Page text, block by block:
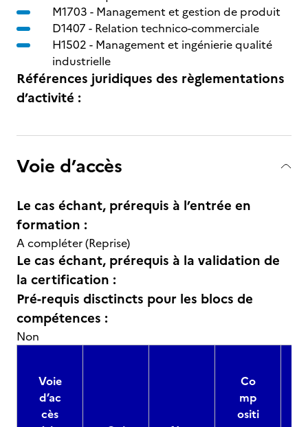
M1703 - Management et gestion de produit
D1407 - Relation technico-commerciale
H1502 - Management et ingénierie qualité
industrielle
Références juridiques des règlementations
d’activité :
Voie d’accès
Le cas échant, prérequis à l’entrée en
formation :
A compléter (Reprise)
Le cas échant, prérequis à la validation de
la certification :
Pré-requis disctincts pour les blocs de
compétences :
Non
Voie
d’ac
cès
Co
mp
ositi